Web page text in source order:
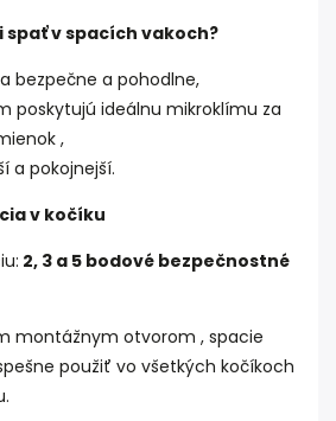
spať v spacích vakoch?
bezpečne a pohodlne,
poskytujú ideálnu mikroklímu za
,
a pokojnejší.
v kočíku
2, 3 a 5 bodové bezpečnostné
montážnym otvorom , spacie
použiť vo všetkých kočíkoch